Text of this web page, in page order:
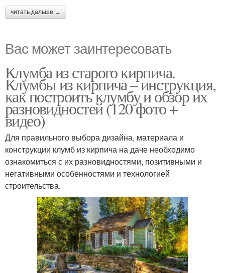
читать дальше →
Вас может заинтересовать
Клумба из старого кирпича.
Клумбы из кирпича – инструкция,
как построить клумбу и обзор их
разновидностей (120 фото +
видео)
Для правильного выбора дизайна, материала и
конструкции клумб из кирпича на даче необходимо
ознакомиться с их разновидностями, позитивными и
негативными особенностями и технологией
строительства.